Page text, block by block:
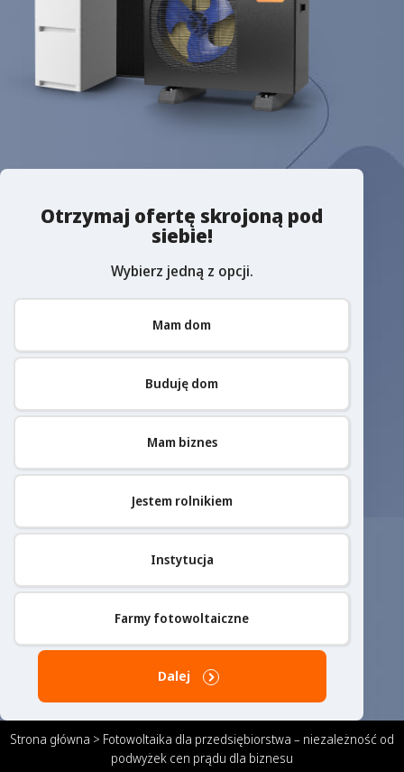
Otrzymaj ofertę skrojoną pod
siebie!
Wybierz jedną z opcji.
Mam dom
Buduję dom
Mam biznes
Jestem rolnikiem
Instytucja
Farmy fotowoltaiczne
Dalej
Strona główna > Fotowoltaika dla przedsiębiorstwa – niezależność od
podwyżek cen prądu dla biznesu